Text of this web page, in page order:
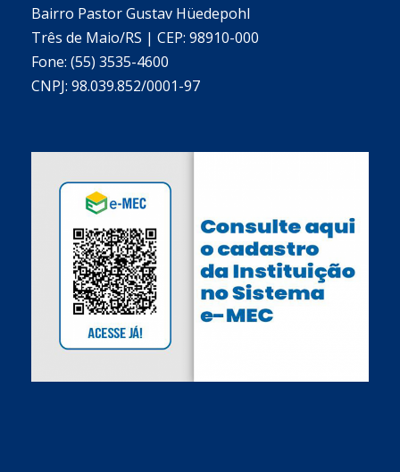
Bairro Pastor Gustav Hüedepohl
Três de Maio/RS | CEP: 98910-000
Fone: (55) 3535-4600
CNPJ: 98.039.852/0001-97